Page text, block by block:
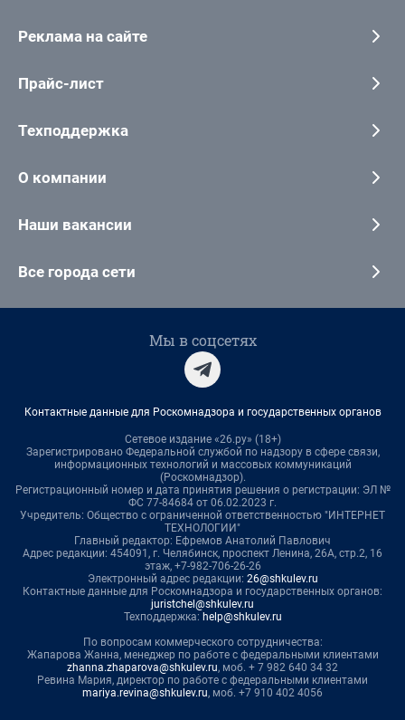
Реклама на сайте
Прайс-лист
Техподдержка
О компании
Наши вакансии
Все города сети
Мы в соцсетях
Контактные данные для Роскомнадзора и государственных органов
Сетевое издание «26.ру» (18+)
Зарегистрировано Федеральной службой по надзору в сфере связи,
информационных технологий и массовых коммуникаций
(Роскомнадзор).
Регистрационный номер и дата принятия решения о регистрации: ЭЛ №
ФС 77-84684 от 06.02.2023 г.
Учредитель: Общество с ограниченной ответственностью "ИНТЕРНЕТ
ТЕХНОЛОГИИ"
Главный редактор: Ефремов Анатолий Павлович
Адрес редакции: 454091, г. Челябинск, проспект Ленина, 26А, стр.2, 16
этаж, +7-982-706-26-26
Электронный адрес редакции: 26@shkulev.ru
Контактные данные для Роскомнадзора и государственных органов:
juristchel@shkulev.ru
Техподдержка: help@shkulev.ru
По вопросам коммерческого сотрудничества:
Жапарова Жанна, менеджер по работе с федеральными клиентами
zhanna.zhaparova@shkulev.ru, моб. + 7 982 640 34 32
Ревина Мария, директор по работе с федеральными клиентами
mariya.revina@shkulev.ru, моб. +7 910 402 4056